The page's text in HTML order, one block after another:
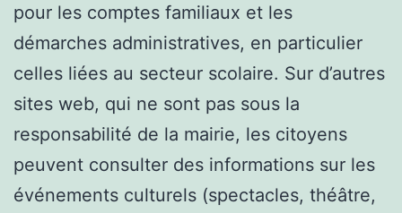
pour les comptes familiaux et les
démarches administratives, en particulier
celles liées au secteur scolaire. Sur d’autres
sites web, qui ne sont pas sous la
responsabilité de la mairie, les citoyens
peuvent consulter des informations sur les
événements culturels (spectacles, théâtre,